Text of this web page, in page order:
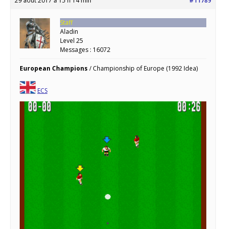
Staff
Aladin
Level 25
Messages : 16072
European Champions / Championship of Europe (1992 Idea)
ECS